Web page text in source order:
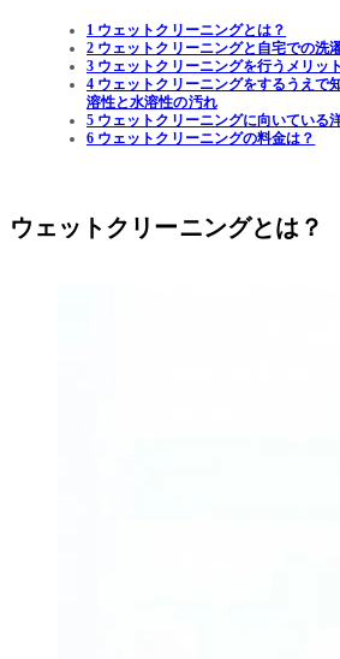
1 ウェットクリーニングとは？
2 ウェットクリーニングと自宅での洗
3 ウェットクリーニングを行うメリッ
4 ウェットクリーニングをするうえで
溶性と水溶性の汚れ
5 ウェットクリーニングに向いている
6 ウェットクリーニングの料金は？
ウェットクリーニングとは？